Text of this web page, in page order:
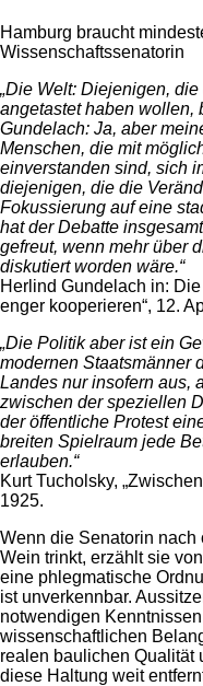
Hamburg braucht
Wissenschaftssenatorin
„Die Welt: Diejenigen,
angetastet haben wollen,
Gundelach: Ja, aber
Menschen, die mit
einverstanden sind, sich
diejenigen, die die
Fokussierung auf eine
hat der Debatte
gefreut, wenn mehr über
diskutiert worden wäre.“
Herlind Gundelach in:
enger kooperieren“, 12.
„Die Politik aber ist ein
modernen Staatsmänner
Landes nur insofern aus,
zwischen der speziellen
der öffentliche Protest
breiten Spielraum jede
erlauben.“
Kurt Tucholsky,
1925.
Wenn die Senatorin nach
Wein trinkt, erzählt sie
eine phlegmatische
ist unverkennbar.
notwendigen
wissenschaftlichen
realen baulichen Qualität
diese Haltung weit